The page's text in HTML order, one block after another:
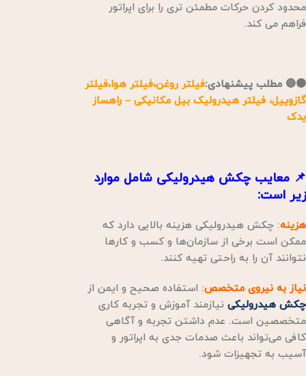
محدود کردن حرکات مطمئن تری را برای اپراتور
فراهم می کند.
🟠🔵 مطلب پیشنهادی:فیلتر روغن،فیلتر هوا،فیلتر
گازوییل، فیلتر هیدرولیک بیل مکانیکی – راهساز
یدک
📌 معایب چکش هیدرولیکی شامل موارد
زیر است:
هزینه: چکش هیدرولیکی هزینه بالایی دارد که
ممکن است برخی از سازمان‌ها و کسب و کارها
نتوانند آن را به راحتی تهیه کنند.
نیاز به نیروی متخصص: استفاده صحیح و ایمن از
چکش هیدرولیکی نیازمند آموزش و تجربه کاری
متخصصین است. عدم داشتن تجربه و آگاهی
کافی می‌تواند باعث صدمات جدی به اپراتور و
آسیب به تجهیزات شود.